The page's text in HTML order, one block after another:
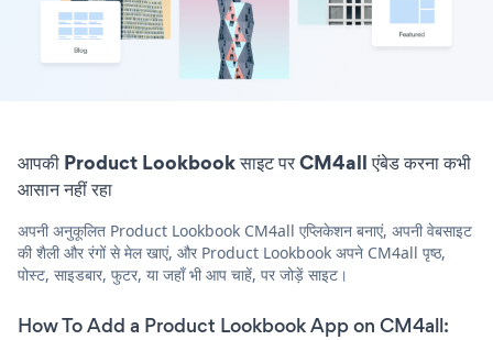
आपकी Product Lookbook साइट पर CM4all एंबेड करना कभी
आसान नहीं रहा
अपनी अनुकूलित Product Lookbook CM4all एप्लिकेशन बनाएं, अपनी वेबसाइट
की शैली और रंगों से मेल खाएं, और Product Lookbook अपने CM4all पृष्ठ,
पोस्ट, साइडबार, फुटर, या जहाँ भी आप चाहें, पर जोड़ें साइट।
How To Add a Product Lookbook App on CM4all: